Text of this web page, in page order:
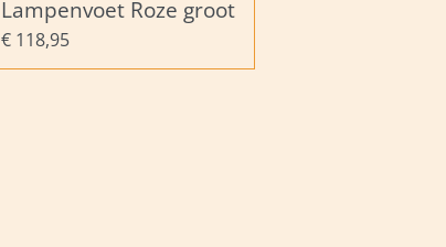
Lampenvoet Roze groot
€ 118,95